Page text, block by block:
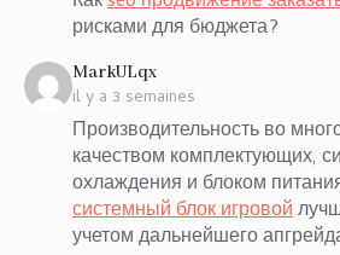
рисками для бюджета?
MarkULqxsays:
il y a 3 semaines
Производительность во
качеством комплектующих,
охлаждения и блоком
системный блок игровой
учетом дальнейшего